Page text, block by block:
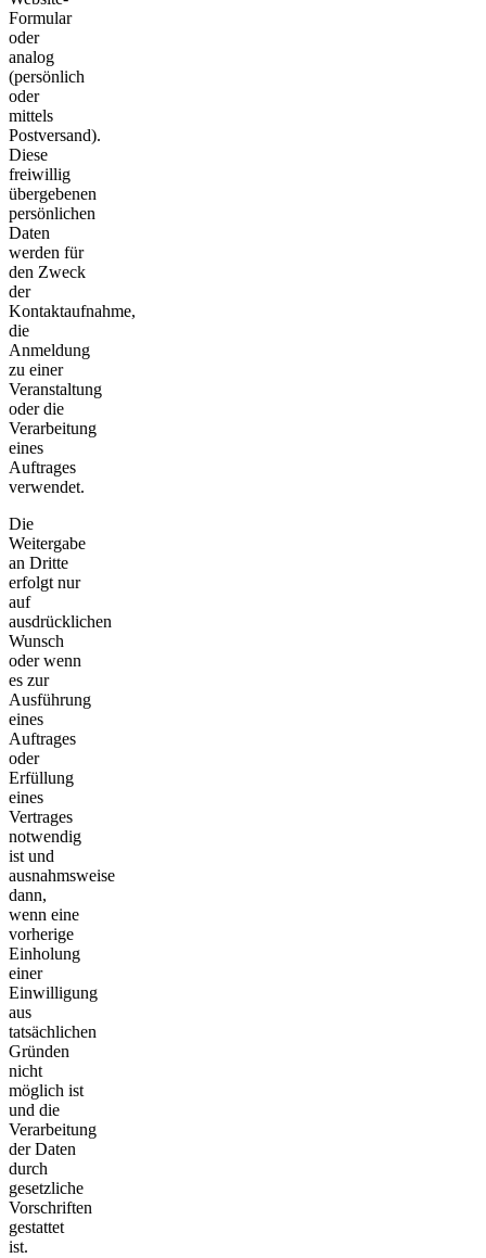
Formular
oder
analog
(persönlich
oder
mittels
Postversand).
Diese
freiwillig
übergebenen
persönlichen
Daten
werden für
den Zweck
der
Kontaktaufnahme,
die
Anmeldung
zu einer
Veranstaltung
oder die
Verarbeitung
eines
Auftrages
verwendet.
Die
Weitergabe
an Dritte
erfolgt nur
auf
ausdrücklichen
Wunsch
oder wenn
es zur
Ausführung
eines
Auftrages
oder
Erfüllung
eines
Vertrages
notwendig
ist und
ausnahmsweise
dann,
wenn eine
vorherige
Einholung
einer
Einwilligung
aus
tatsächlichen
Gründen
nicht
möglich ist
und die
Verarbeitung
der Daten
durch
gesetzliche
Vorschriften
gestattet
ist.